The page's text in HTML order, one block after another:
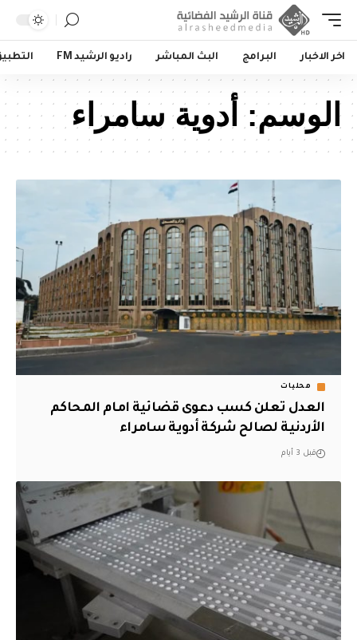
اخر الاخبار البرامج البث المباشر راديو الرشيد FM
الوسم: أدوية سامراء
محليات
العدل تعلن كسب دعوى قضائية امام المحاكم
الأردنية لصالح شركة أدوية سامراء
قبل 3 أيام